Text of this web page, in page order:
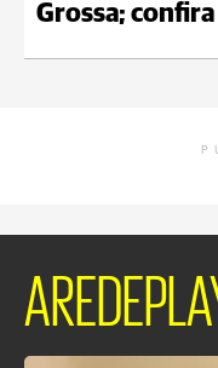
Grossa; confira